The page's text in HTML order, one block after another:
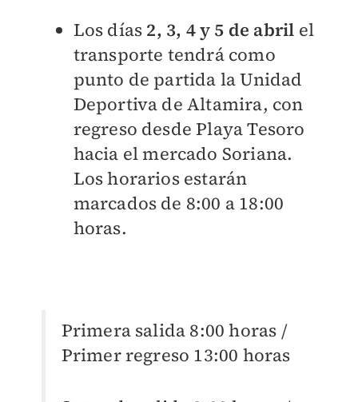
Los días 2, 3, 4 y 5 de abril el
transporte tendrá como
punto de partida la Unidad
Deportiva de Altamira, con
regreso desde Playa Tesoro
hacia el mercado Soriana.
Los horarios estarán
marcados de 8:00 a 18:00
horas.
Primera salida 8:00 horas /
Primer regreso 13:00 horas